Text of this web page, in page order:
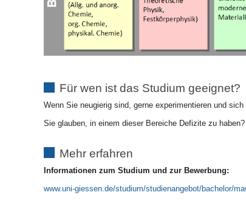
Für wen ist das Studium geeignet?
Wenn Sie neugierig sind, gerne experimentieren und sich
Sie glauben, in einem dieser Bereiche Defizite zu
Mehr erfahren
Informationen zum Studium und zur Bewerbung:
www.uni-giessen.de/studium/studienangebot/bachelor/